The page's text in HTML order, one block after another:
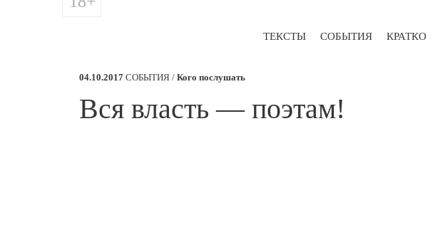
ТЕКСТЫ СОБЫТИЯ КРАТКО
04.10.2017 СОБЫТИЯ / Кого послушать
​Вся власть — поэтам!